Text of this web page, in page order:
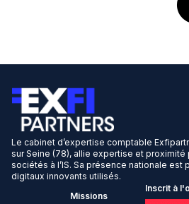
Le cabinet d’expertise comptable
sur Seine (78), allie expertise et proximité
sociétés à l’IS. Sa présence nationale est
digitaux innovants utilisés.
Missions
Inscrit à